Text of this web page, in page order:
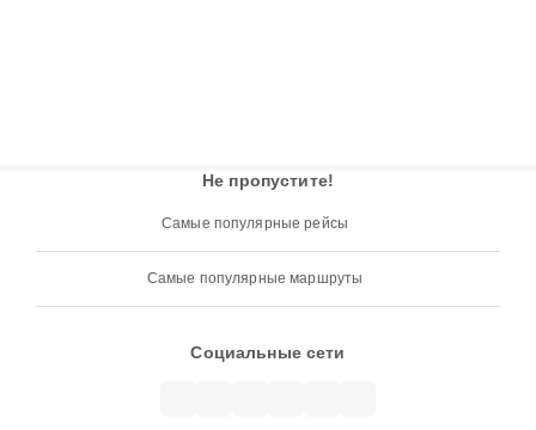
Не пропустите!
Самые популярные рейсы
Самые популярные маршруты
Социальные сети